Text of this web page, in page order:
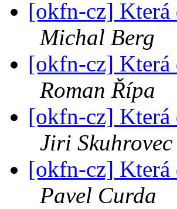
[okfn-cz] Která
Michal Berg
[okfn-cz] Která
Roman Řípa
[okfn-cz] Která
Jiri Skuhrovec
[okfn-cz] Která
Pavel Curda